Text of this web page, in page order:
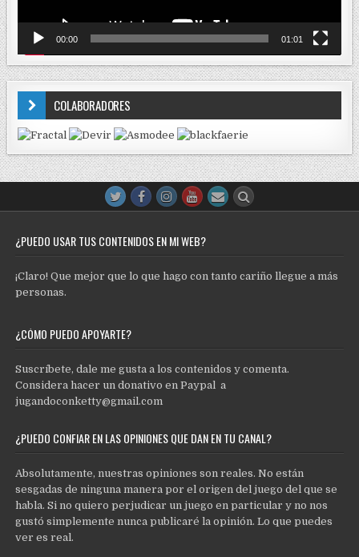
00:00 01:01
COLABORADORES
¿PUEDO USAR TUS CONTENIDOS EN MI WEB?
¡Claro! Que mejor que lo que hago con tanto cariño llegue a más
personas.
¿CÓMO PUEDO APOYARTE?
Suscríbete, dale me gusta a los contenidos y comenta.
Considera hacer un donativo en Paypal a
jugandoconketty@gmail.com
¿PUEDO CONFIAR EN LAS OPINIONES QUE DAN EN TU CANAL?
Absolutamente, nuestras opiniones son reales. No están
sesgadas de ninguna manera por el origen del juego del que se
habla. Si no quiero perjudicar un juego en particular y no nos
gustó simplemente nunca publicaré la opinión. Lo que puedes
ver es real.